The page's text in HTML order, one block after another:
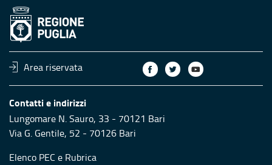
Area riservata
Contatti e indirizzi
Lungomare N. Sauro, 33 - 70121 Bari
Via G. Gentile, 52 - 70126 Bari
Elenco PEC e Rubrica